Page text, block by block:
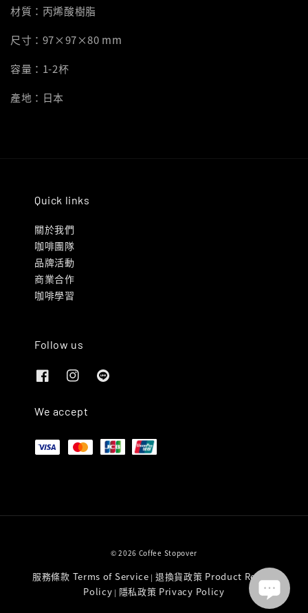
材質：丙烯酸樹脂
尺寸：97×97×80 mm
容量：1-2杯
產地：日本
Quick links
關於我們
咖啡團隊
品牌活動
商業合作
咖啡學習
Follow us
We accept
© 2026 Coffee Stopover
服務條款 Terms of Service | 退換貨政策 Product Return
Policy | 隱私政策 Privacy Policy